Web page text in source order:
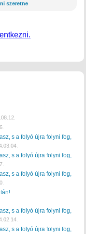
szeretne
s a folyó újra folyni fog,
s a folyó újra folyni fog,
s a folyó újra folyni fog,
s a folyó újra folyni fog,
s a folyó újra folyni fog,